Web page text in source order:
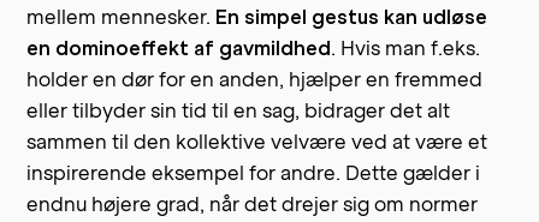
mellem mennesker. En simpel gestus kan udløse
en dominoeffekt af gavmildhed. Hvis man f.eks.
holder en dør for en anden, hjælper en fremmed
eller tilbyder sin tid til en sag, bidrager det alt
sammen til den kollektive velvære ved at være et
inspirerende eksempel for andre. Dette gælder i
endnu højere grad, når det drejer sig om normer